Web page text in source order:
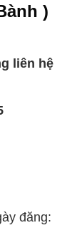
)
liên hệ
đăng: